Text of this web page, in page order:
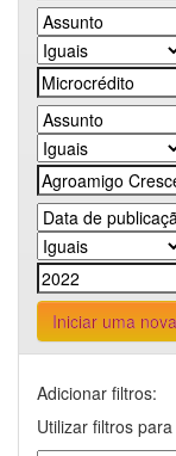
Iniciar uma
Adicionar filtros:
Utilizar filtros